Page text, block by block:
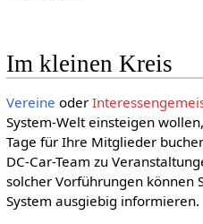
Im kleinen Kreis
Vereine oder
System-Welt einsteigen
Tage für Ihre Mitglieder
DC-Car-Team zu
solcher Vorführungen können
System ausgiebig informieren.